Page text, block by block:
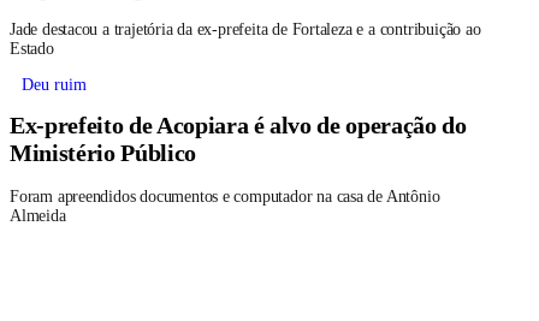
Jade destacou a trajetória da ex-prefeita de Fortaleza e a contribuição ao
Estado
Deu ruim
Ex-prefeito de Acopiara é alvo de operação do
Ministério Público
Foram apreendidos documentos e computador na casa de Antônio
Almeida